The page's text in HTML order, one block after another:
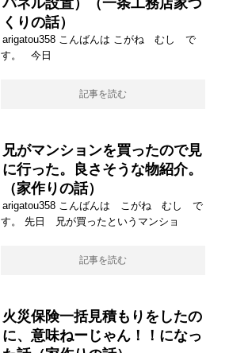
くりの話）
arigatou358 こんばんは こがね むし で
す。 今日
記事を読む
兄がマンションを買ったので見
に行った。良さそうな物紹介。
（家作りの話）
arigatou358 こんばんは こがね むし で
す。 先日 兄が買ったというマンショ
記事を読む
火災保険一括見積もりをしたの
に、意味ねーじゃん！！になっ